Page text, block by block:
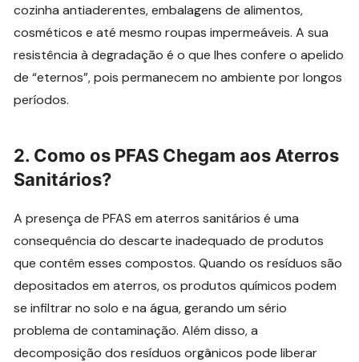
cozinha antiaderentes, embalagens de alimentos,
cosméticos e até mesmo roupas impermeáveis. A sua
resistência à degradação é o que lhes confere o apelido
de “eternos”, pois permanecem no ambiente por longos
períodos.
2. Como os PFAS Chegam aos Aterros
Sanitários?
A presença de PFAS em aterros sanitários é uma
consequência do descarte inadequado de produtos
que contêm esses compostos. Quando os resíduos são
depositados em aterros, os produtos químicos podem
se infiltrar no solo e na água, gerando um sério
problema de contaminação. Além disso, a
decomposição dos resíduos orgânicos pode liberar